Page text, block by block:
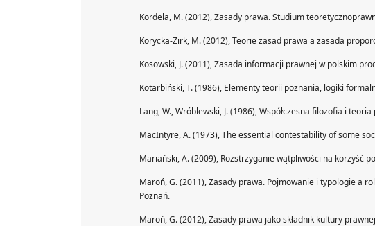
Kordela, M. (2012), Zasady prawa. Studium
Korycka-Zirk, M. (2012), Teorie zasad prawa a zasada
Kosowski, J. (2011), Zasada informacji prawnej w polskim
Kotarbiński, T. (1986), Elementy teorii poznania, logiki
Lang, W., Wróblewski, J. (1986), Współczesna filozofia i
MacIntyre, A. (1973), The essential contestability of some
Mariański, A. (2009), Rozstrzyganie wątpliwości na korzyść
Maroń, G. (2011), Zasady prawa. Pojmowanie i typologie a
Poznań.
Maroń, G. (2012), Zasady prawa jako składnik kultury